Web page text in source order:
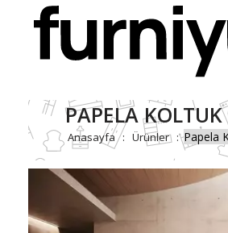
PAPELA
Anasayfa Ürünler Papela